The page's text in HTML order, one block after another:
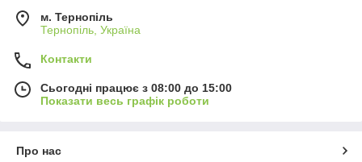
м. Тернопіль
Тернопіль, Україна
Контакти
Сьогодні працює з 08:00 до 15:00
Показати весь графік роботи
Про нас